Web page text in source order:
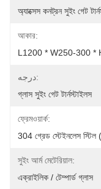
অ্যাক্সেস কনট্রন সুইং গেট
আকার:
L1200 * W250-300 *
درجه:
গ্লাস সুইং গেট টার্নস্টাইলস
ফ্রেমওয়ার্ক:
304 গ্রেড স্টেইনলেস
সুইং আর্ম মেটেরিয়াল:
এক্রাইলিক / টেম্পার্ড গ্লাস